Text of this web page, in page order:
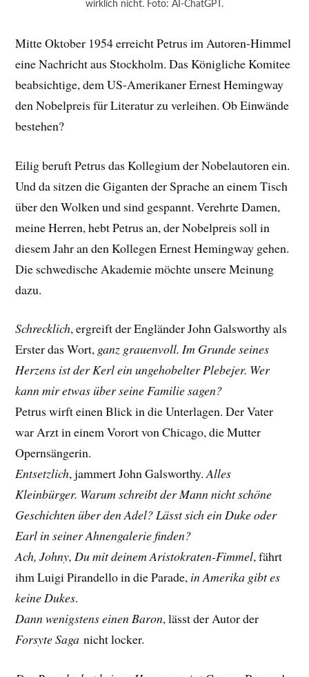
wirklich nicht. Foto: AI-ChatGPT.
Mitte Oktober 1954 erreicht Petrus im Autoren-Himmel
eine Nachricht aus Stockholm. Das Königliche Komitee
beabsichtige, dem US-Amerikaner Ernest Hemingway
den Nobelpreis für Literatur zu verleihen. Ob Einwände
bestehen?
Eilig beruft Petrus das Kollegium der Nobelautoren ein.
Und da sitzen die Giganten der Sprache an einem Tisch
über den Wolken und sind gespannt. Verehrte Damen,
meine Herren, hebt Petrus an, der Nobelpreis soll in
diesem Jahr an den Kollegen Ernest Hemingway gehen.
Die schwedische Akademie möchte unsere Meinung
dazu.
Schrecklich, ergreift der Engländer John Galsworthy als
Erster das Wort, ganz grauenvoll. Im Grunde seines
Herzens ist der Kerl ein ungehobelter Plebejer. Wer
kann mir etwas über seine Familie sagen?
Petrus wirft einen Blick in die Unterlagen. Der Vater
war Arzt in einem Vorort von Chicago, die Mutter
Opernsängerin.
Entsetzlich, jammert John Galsworthy.Alles
Kleinbürger. Warum schreibt der Mann nicht schöne
Geschichten über den Adel? Lässt sich ein Duke oder
Earl in seiner Ahnengalerie finden?
Ach, Johny, Du mit deinem Aristokraten-Fimmel, fährt
ihm Luigi Pirandello in die Parade, in Amerika gibt es
keine Dukes.
Dann wenigstens einen Baron, lässt der Autor der
Forsyte Saga nicht locker.